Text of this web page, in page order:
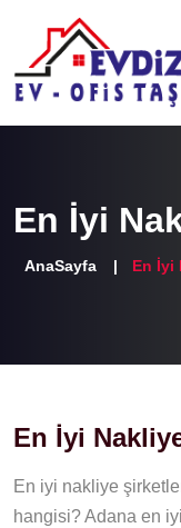
En İyi
AnaSayfa En İyi
En İyi
En iyi nakliye
hangisi? Adana en